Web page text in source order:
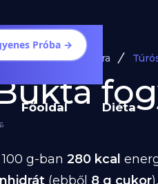
Próba →
Főoldal Diéta
Ételek Fogyásra
100 g-ban 280 kcal
(ebből 8 g cukor),